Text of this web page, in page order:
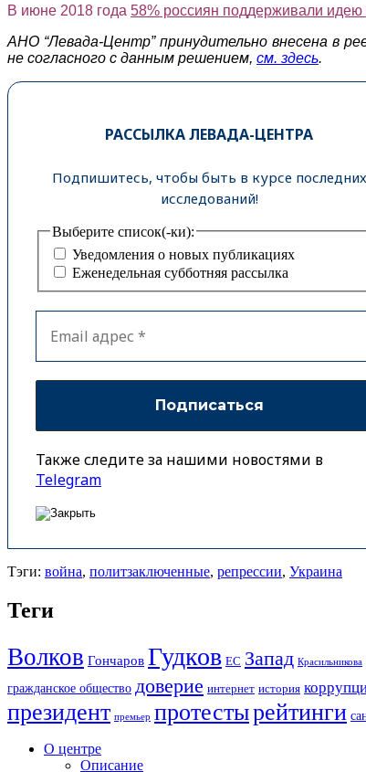
В июне 2018 года 58% россиян поддерживали
АНО “Левада-Центр” принудительно внесена в
не согласного с данным решением, см. здесь.
РАССЫЛКА ЛЕВАДА-ЦЕНТРА
Подпишитесь, чтобы быть в курсе последних
исследований!
Выберите список(-ки):
Уведомления о новых публикациях
Еженедельная субботняя рассылка
Также следите за нашими новостями в
Telegram
Тэги: война, политзаключенные, репрессии, Украина
Теги
Волков Гончаров Гудков ЕС Запад Красильникова
гражданское общество доверие интернет история
президент премьер протестырейтинги
О центре
Описание